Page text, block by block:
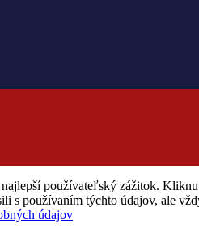
používateľský zážitok.
s používaním týchto údajov, ale
údajov